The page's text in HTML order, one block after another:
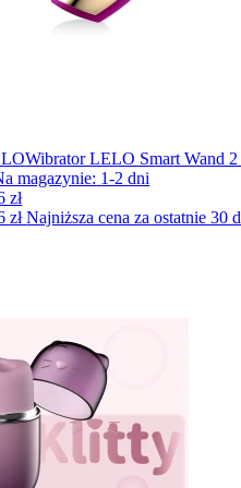
Wibrator LELO Smart Wand
magazynie: 1-2dni
zł
złNajniższa cena za ostatnie 30